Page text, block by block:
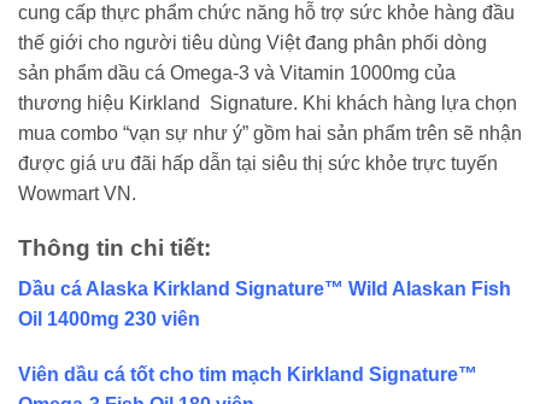
cung cấp thực phẩm chức năng hỗ trợ sức khỏe hàng đầu
thế giới cho người tiêu dùng Việt đang phân phối dòng
sản phẩm dầu cá Omega-3 và Vitamin 1000mg của
thương hiệu Kirkland Signature. Khi khách hàng lựa chọn
mua combo “vạn sự như ý” gồm hai sản phẩm trên sẽ nhận
được giá ưu đãi hấp dẫn tại siêu thị sức khỏe trực tuyến
Wowmart VN.
Thông tin chi tiết:
Dầu cá Alaska Kirkland Signature™ Wild Alaskan Fish
Oil 1400mg 230 viên
Viên dầu cá tốt cho tim mạch Kirkland Signature™